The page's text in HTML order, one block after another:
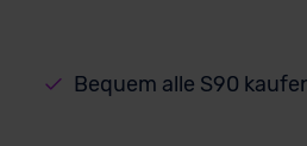
Bequem alle S90